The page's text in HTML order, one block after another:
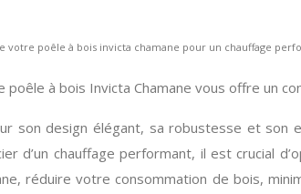
votre poêle à bois invicta chamane pour un chauffage
à bois Invicta Chamane vous offre un
son design élégant, sa robustesse et
d’un chauffage performant, il est crucial
réduire votre consommation de bois,